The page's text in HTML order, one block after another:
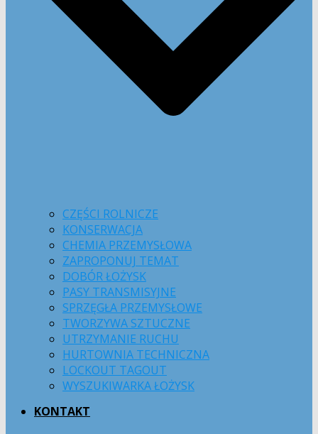
CZĘŚCI ROLNICZE
KONSERWACJA
CHEMIA PRZEMYSŁOWA
ZAPROPONUJ TEMAT
DOBÓR ŁOŻYSK
PASY TRANSMISYJNE
SPRZĘGŁA PRZEMYSŁOWE
TWORZYWA SZTUCZNE
UTRZYMANIE RUCHU
HURTOWNIA TECHNICZNA
LOCKOUT TAGOUT
WYSZUKIWARKA ŁOŻYSK
KONTAKT